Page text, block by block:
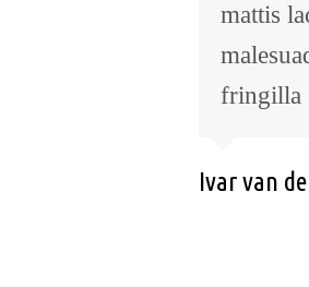
mattis
fringilla
Ivar van